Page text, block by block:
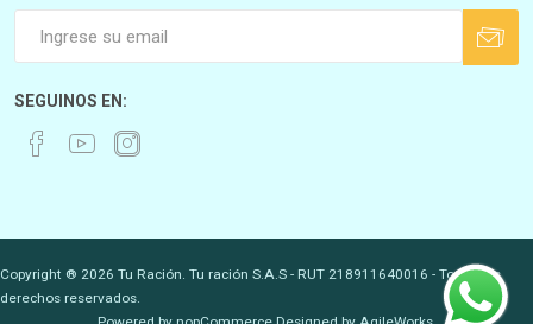
SEGUINOS EN:
Copyright ® 2026 Tu Ración. Tu ración S.A.S - RUT 218911640016 - Todos los
derechos reservados.